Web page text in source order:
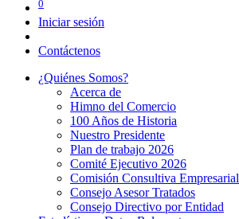
0
Iniciar sesión
Contáctenos
¿Quiénes Somos?
Acerca de
Himno del Comercio
100 Años de Historia
Nuestro Presidente
Plan de trabajo 2026
Comité Ejecutivo 2026
Comisión Consultiva Empresarial
Consejo Asesor Tratados
Consejo Directivo por Entidad